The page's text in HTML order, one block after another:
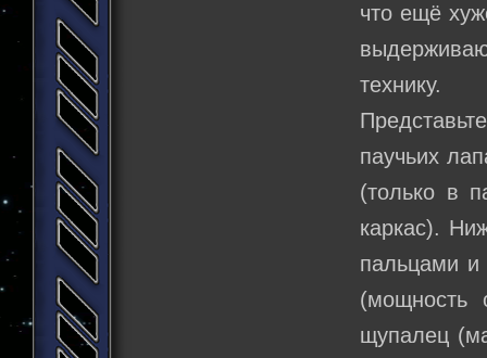
что ещё
технику.
паучьих
(только в
каркас).
пальцами и
(мощность
щупалец